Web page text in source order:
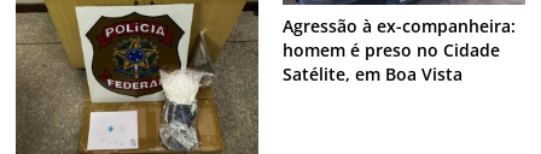
Agressão à ex-companheira:
homem é preso no Cidade
Satélite, em Boa Vista